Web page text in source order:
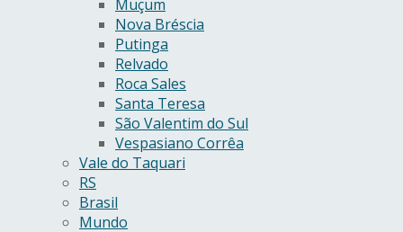
Muçum
Nova Bréscia
Putinga
Relvado
Roca Sales
Santa Teresa
São Valentim do Sul
Vespasiano Corrêa
Vale do Taquari
RS
Brasil
Mundo